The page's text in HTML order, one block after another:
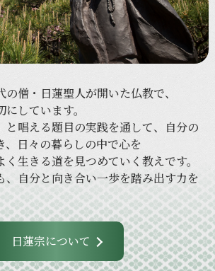
の僧・日蓮聖人が開いた仏教で、
にしています。
と唱える題目の実践を通して、
自分の
日々の暮らしの中で心を
く 生きる道を見つめていく 教えです。
自分と向き合い一歩を踏み出す力を
日蓮宗について